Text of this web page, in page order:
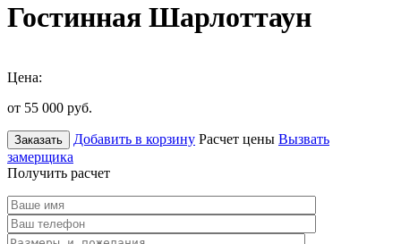
Гостинная Шарлоттаун
Цена:
от 55 000 руб.
Заказать Добавить в корзину Расчет цены Вызвать
замерщика
Получить расчет